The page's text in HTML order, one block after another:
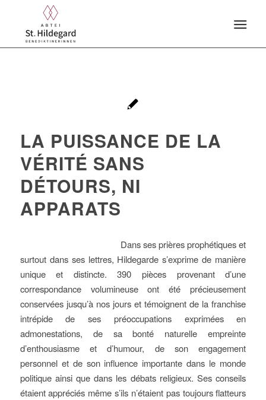
LA PUISSANCE DE LA
VÉRITÉ SANS
DÉTOURS, NI
APPARATS
Dans ses prières prophétiques et
surtout dans ses lettres, Hildegarde s’exprime de manière
unique et distincte. 390 pièces provenant d’une
correspondance volumineuse ont été précieusement
conservées jusqu’à nos jours et témoignent de la franchise
intrépide de ses préoccupations exprimées en
admonestations, de sa bonté naturelle empreinte
d’enthousiasme et d’humour, de son engagement
personnel et de son influence importante dans le monde
politique ainsi que dans les débats religieux. Ses conseils
étaient appréciés même s’ils n’étaient pas toujours flatteurs